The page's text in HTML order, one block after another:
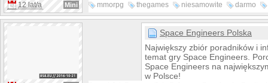
12 lat/a Mini mmorpg thegames niesamowite
darmo
tactics
folder nail
Space Engineers Polska
Największy zbiór poradników i
temat gry Space Engineers.
Space Engineers na
w Polsce!